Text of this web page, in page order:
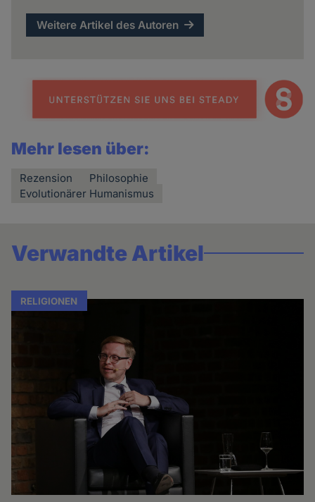
Weitere Artikel des Autoren
Mehr lesen über:
Rezension
Philosophie
Evolutionärer Humanismus
Verwandte Artikel
RELIGIONEN